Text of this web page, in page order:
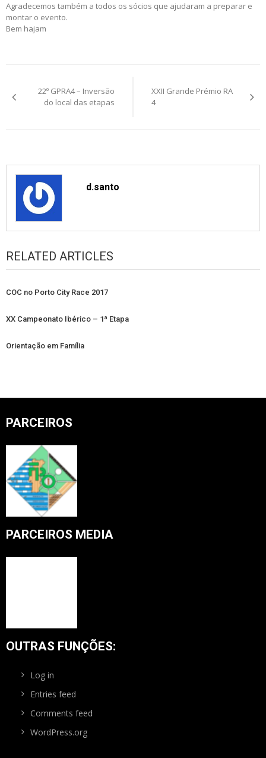
Agradecemos também a todos os sócios que ajudaram a preparar e
montar o evento.
Bem hajam
navigation
22º GPRA4 – Inversão
do local das etapas
XXII Grande Prémio RA
4
d.santo
RELATED ARTICLES
COC no Porto City Race 2017
XX Campeonato Ibérico – 1ª Etapa
Orientação em Família
PARCEIROS
PARCEIROS MEDIA
OUTRAS FUNÇÕES:
Log in
Entries feed
Comments feed
WordPress.org